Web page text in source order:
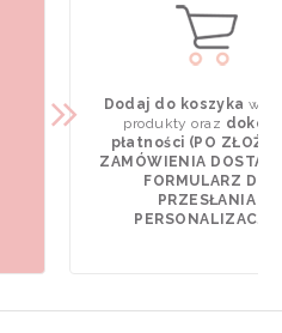
Dodaj do koszyka
produkty oraz
płatności (PO
ZAMÓWIENIA
FORMULARZ DO
PRZESŁANIA
PERSONALIZACJI).